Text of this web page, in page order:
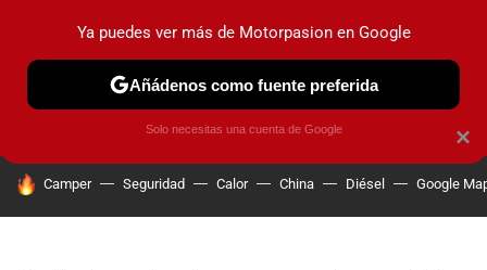
PRUEBAS COCHES ELÉCTRICOS OBSERVATORIO
HOY SE HABLA DE
Camper Seguridad Calor China Diésel Google
×
Ya puedes ver más de Motorpasion en Google
Añádenos como fuente preferida
Solo necesitas una cuenta de Google